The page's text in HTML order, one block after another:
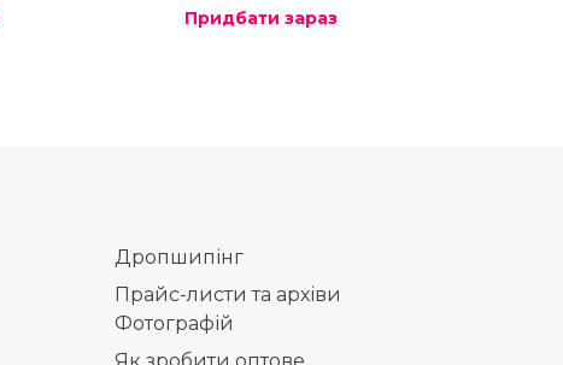
Придбати зараз
Дропшипінг
Прайс-листи та архіви
Фотографій